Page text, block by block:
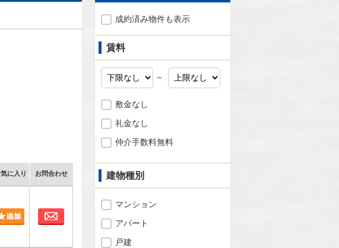
に入り お問合わせ
お問合わせ
成約済み物件も表示
賃料
～
敷金なし
礼金なし
仲介手数料無料
建物種別
マンション
アパート
戸建